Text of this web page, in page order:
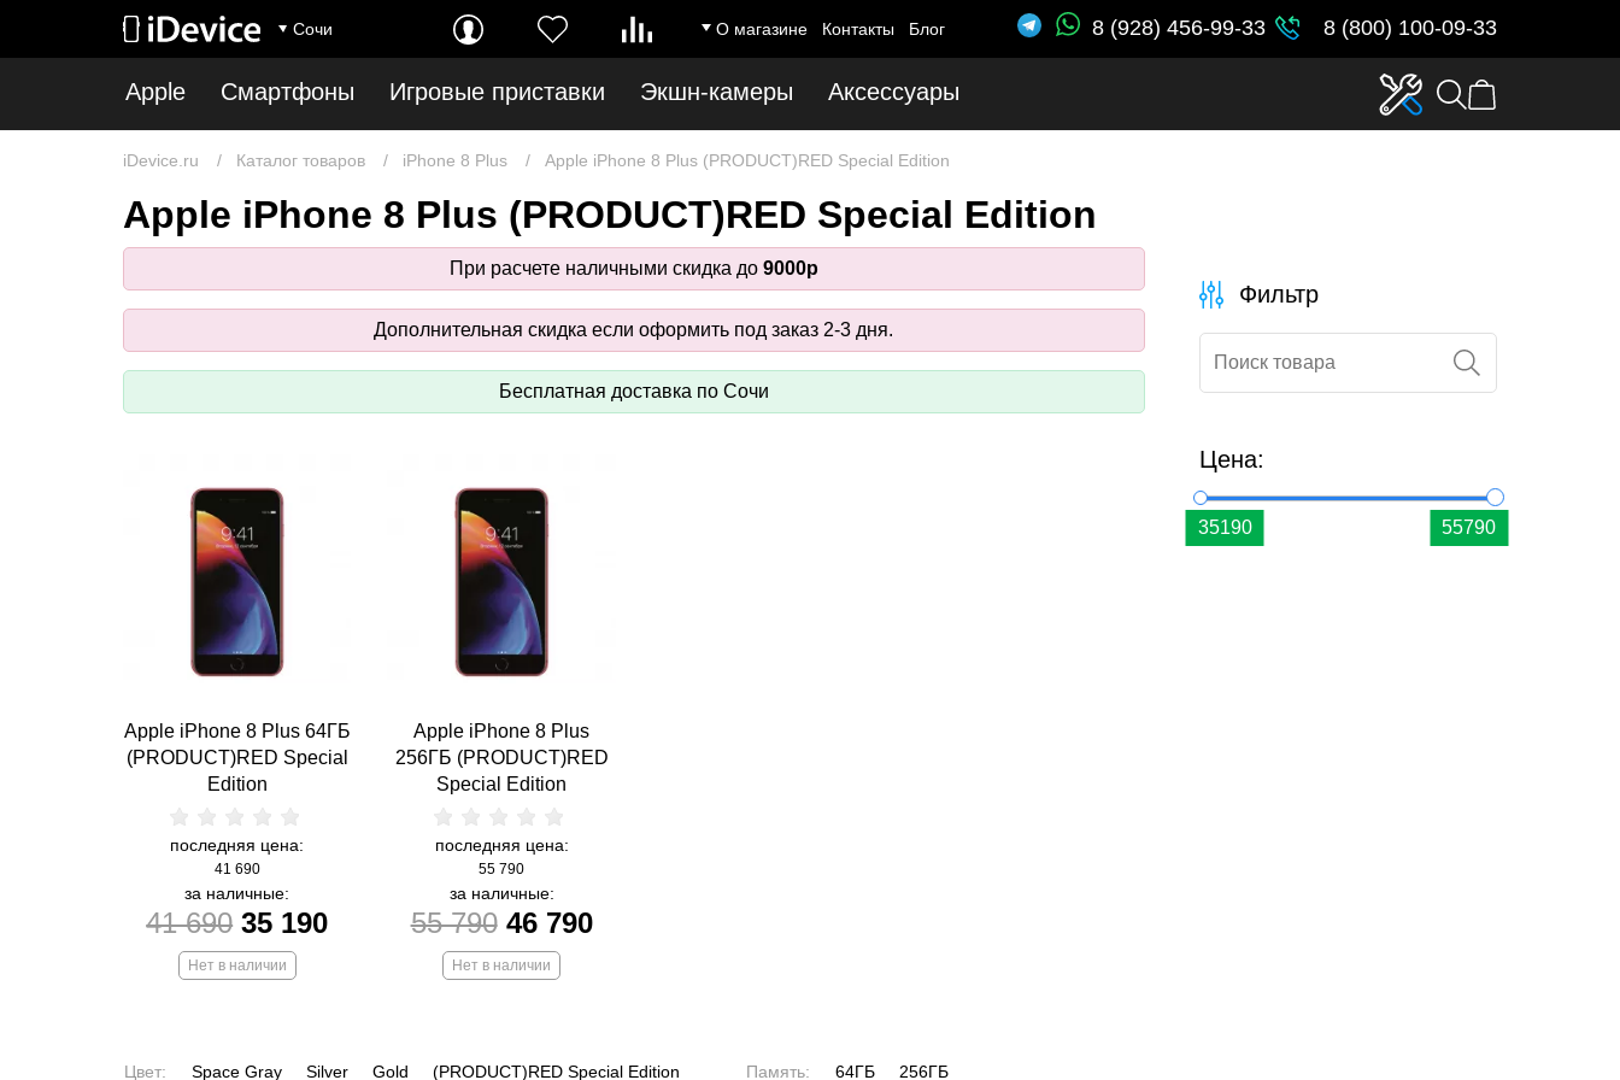
Сочи О магазине Контакты Блог 8 (928) 456-99-33 8 (800) 100-09-33
Apple Смартфоны Игровые приставки Экшн-камеры Аксессуары
iDevice.ru Каталог товаров iPhone 8 Plus Apple iPhone 8 Plus (PRODUCT)RED Special Edition
Apple iPhone 8 Plus (PRODUCT)RED Special Edition
При расчете наличными скидка до 9000р
Дополнительная скидка если оформить под заказ 2-3 дня.
Бесплатная доставка по Сочи
Apple iPhone 8 Plus 64ГБ
(PRODUCT)RED Special
Edition
последняя цена:
41 690
за наличные:
41 690 35 190
Нет в наличии
Apple iPhone 8 Plus
256ГБ (PRODUCT)RED
Special Edition
последняя цена:
55 790
за наличные:
55 790 46 790
Нет в наличии
Цвет: Space Gray Silver Gold (PRODUCT)RED Special Edition Память: 64ГБ 256ГБ
Фильтр
Цена: